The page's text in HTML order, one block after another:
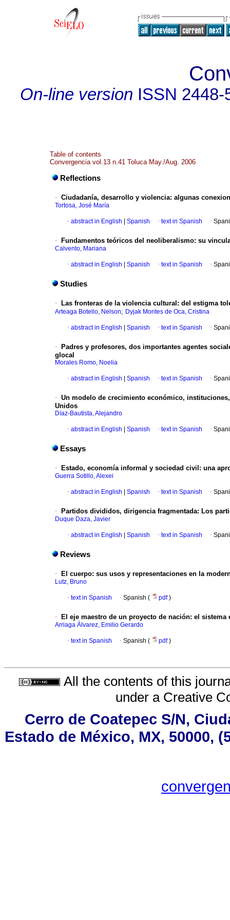
On-line version ISSN 2448-
Table of contents
Convergencia vol.13 n.41 Toluca May./Aug. 2006
Reflections
· Ciudadanía, desarrollo y violencia: algunas
Tortosa, José María
· abstract in English Spanish · text in Spanish ·
· Fundamentos teóricos del neoliberalismo: su
Calvento, Mariana
· abstract in English Spanish · text in Spanish ·
Studies
· Las fronteras de la violencia cultural : del estigma
Arteaga Botello, Nelson; Dyjak Montes de Oca, Cristina
· abstract in English Spanish · text in Spanish ·
·
Padres y profesores, dos importantes agentes
glocal
Morales Romo, Noelia
· abstract in English Spanish · text in Spanish ·
· Un modelo de crecimiento económico,
Unidos
Díaz-Bautista, Alejandro
· abstract in English Spanish · text in Spanish ·
Essays
· Estado, economía informal y sociedad civil : una
Guerra Sotillo, Alexei
· abstract in English Spanish · text in Spanish ·
· Partidos divididos, dirigencia fragmentada: Los
Duque Daza, Javier
· abstract in English Spanish · text in Spanish ·
Reviews
· El cuerpo: sus usos y representaciones en la
Lutz, Bruno
· text in Spanish · Spanish ( pdf)
· El eje maestro de un proyecto de nación: el sistema
Arriaga Álvarez, Emilio Gerardo
· text in Spanish · Spanish ( pdf)
All the contents of this
under a Creative
Cerro de Coatepec S/N,
Estado de México, MX, 50000,